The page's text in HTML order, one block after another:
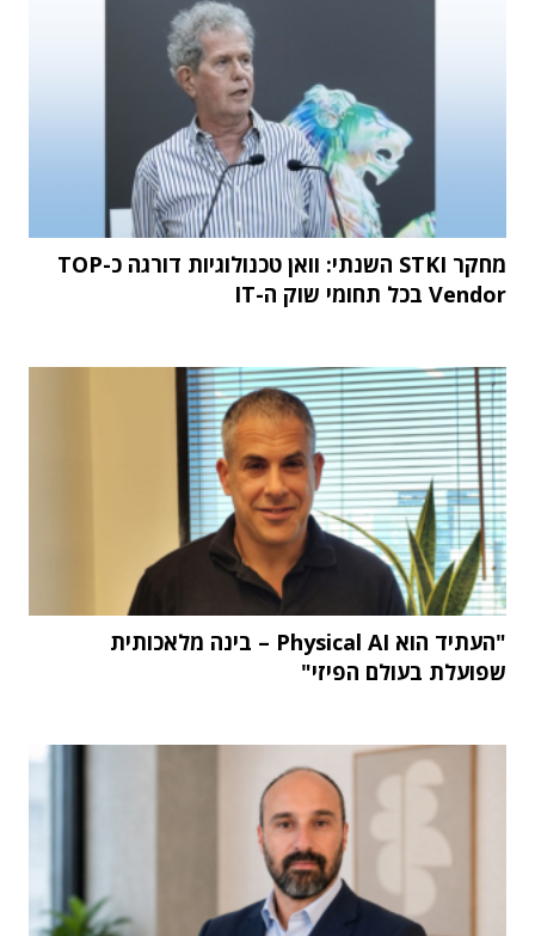
מחקר STKI השנתי: וואן טכנולוגיות דורגה כ-TOP
Vendor בכל תחומי שוק ה-IT
"העתיד הוא Physical AI – בינה מלאכותית
שפועלת בעולם הפיזי"